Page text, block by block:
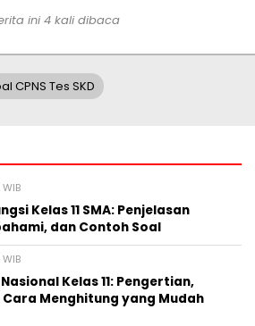
ini 4 kali dibaca
CPNS Tes SKD
Kelas 11 SMA: Penjelasan
dan Contoh Soal
Kelas 11: Pengertian,
Cara Menghitung yang Mudah